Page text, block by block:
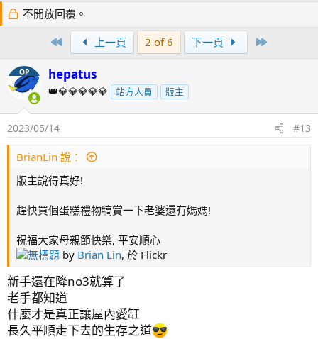
發
起
日
期
不開放回覆。
First
上一頁 2 of 6 下一頁
OP hepatus
👑💎💎💎💎💎 站方人員 版主
2023/05/14 #13
BrianLin 說：
版主說得真好!
趕快買個蛋糕禮物犒賞一下老婆還有媽媽!
祝福大家母親節快樂, 平安順心
無標題 by Brian Lin, 於 Flickr
新手還在降no3就算了
老手都知道
什麼才是真正讓屋內愛缸
長久平順走下去的生存之道